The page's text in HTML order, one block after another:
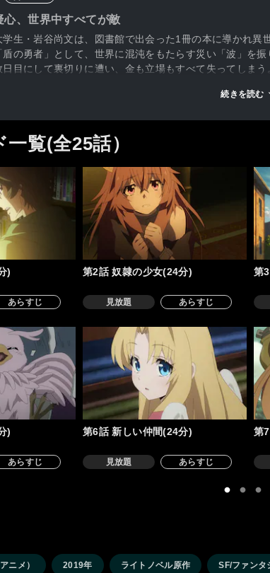
心、世界中すべてが敵
学生・岩谷尚文は、図書館で出会った1冊の本に導かれ
盾の勇者」として、世界に混沌をもたらす災い「波」を
日目にして裏切りに遭い、金も立場もすべて失ってしま
続きを読む
覧(全25話）
)
あらすじ
第2話 奴隷の少女(24分)
見放題 あらすじ
第
)
あらすじ
第6話 新しい仲間(24分)
見放題 あらすじ
第
ニメ） 2019年 ライトノベル原作 SF/ファンタ